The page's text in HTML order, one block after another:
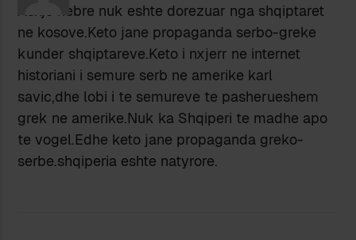
Asnje hebre nuk eshte dorezuar nga shqiptaret
ne kosove.Keto jane propaganda serbo-greke
kunder shqiptareve.Keto i nxjerr ne internet
historiani i semure serb ne amerike karl
savic,dhe lobi i te semureve te pasherueshem
grek ne amerike.Nuk ka Shqiperi te madhe apo
te vogel.Edhe keto jane propaganda greko-
serbe.shqiperia eshte natyrore.